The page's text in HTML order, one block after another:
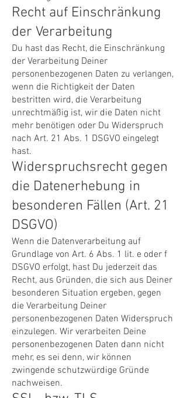
Recht auf Einschränkung
der Verarbeitung
Du hast das Recht, die Einschränkung
der Verarbeitung Deiner
personenbezogenen Daten zu verlangen,
wenn die Richtigkeit der Daten
bestritten wird, die Verarbeitung
unrechtmäßig ist, wir die Daten nicht
mehr benötigen oder Du Widerspruch
nach Art. 21 Abs. 1 DSGVO eingelegt
hast.
Widerspruchsrecht gegen
die Datenerhebung in
besonderen Fällen (Art. 21
DSGVO)
Wenn die Datenverarbeitung auf
Grundlage von Art. 6 Abs. 1 lit. e oder f
DSGVO erfolgt, hast Du jederzeit das
Recht, aus Gründen, die sich aus Deiner
besonderen Situation ergeben, gegen
die Verarbeitung Deiner
personenbezogenen Daten Widerspruch
einzulegen. Wir verarbeiten Deine
personenbezogenen Daten dann nicht
mehr, es sei denn, wir können
zwingende schutzwürdige Gründe
nachweisen.